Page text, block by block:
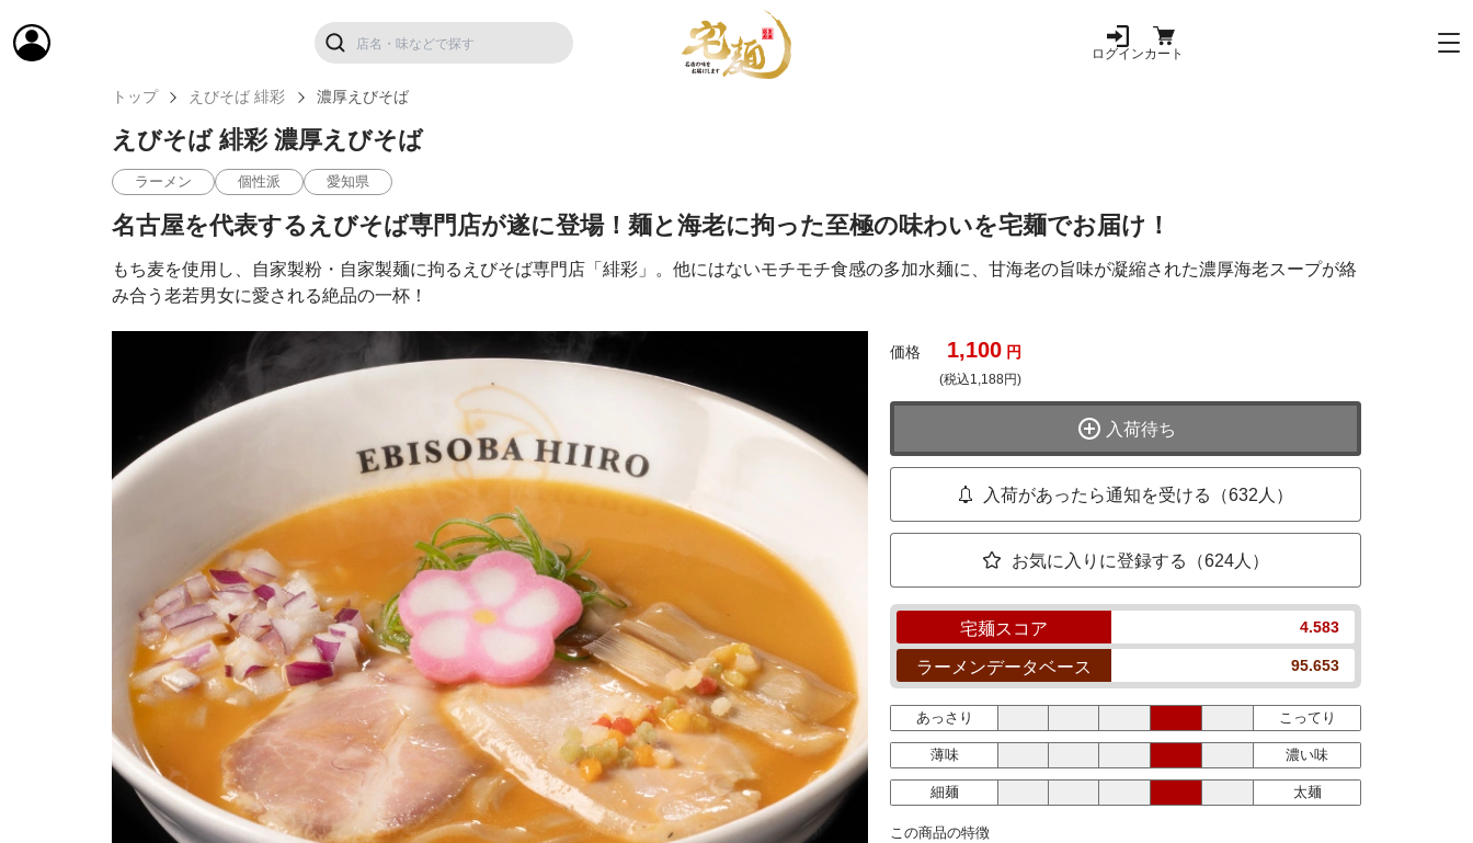
ログインカート
トップ えびそば 緋彩 濃厚えびそば
えびそば 緋彩 濃厚えびそば
ラーメン 個性派 愛知県
名古屋を代表するえびそば専門店が遂に登場！麺と海老に拘った至極の味わいを宅麺でお届け！
もち麦を使用し、自家製粉・自家製麺に拘るえびそば専門店「緋彩」。他にはないモチモチ食感の多加水麺に、甘海老の旨味が凝縮された濃厚海老スープが絡
み合う老若男女に愛される絶品の一杯！
価格 1,100 円
(税込1,188円)
入荷待ち
入荷があったら通知を受ける（632人）
お気に入りに登録する（624人）
宅麺スコア 4.583
ラーメンデータベース 95.653
あっさり こってり
薄味 濃い味
細麺 太麺
この商品の特徴